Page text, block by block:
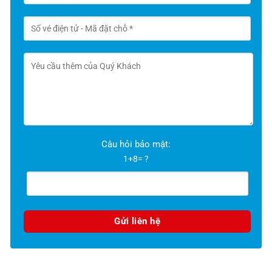
Câu hỏi bảo mật:
1+8= ?